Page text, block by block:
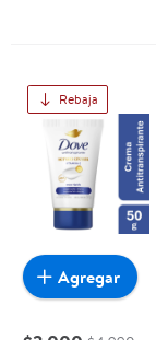
Rebaja
Agregar